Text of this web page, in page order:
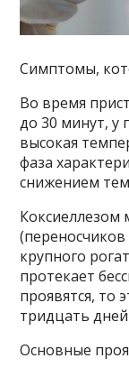
Симптомы,
Во время
до 30 минут, у
высокая
фаза
снижением
Коксиеллезом
крупного
протекает
проявятся, то
тридцать
Основные